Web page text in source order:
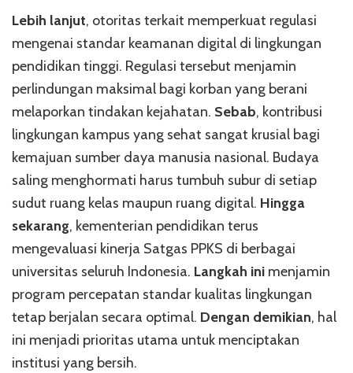
Lebih lanjut, otoritas terkait memperkuat regulasi
mengenai standar keamanan digital di lingkungan
pendidikan tinggi. Regulasi tersebut menjamin
perlindungan maksimal bagi korban yang berani
melaporkan tindakan kejahatan. Sebab, kontribusi
lingkungan kampus yang sehat sangat krusial bagi
kemajuan sumber daya manusia nasional. Budaya
saling menghormati harus tumbuh subur di setiap
sudut ruang kelas maupun ruang digital. Hingga
sekarang, kementerian pendidikan terus
mengevaluasi kinerja Satgas PPKS di berbagai
universitas seluruh Indonesia. Langkah ini menjamin
program percepatan standar kualitas lingkungan
tetap berjalan secara optimal. Dengan demikian, hal
ini menjadi prioritas utama untuk menciptakan
institusi yang bersih.